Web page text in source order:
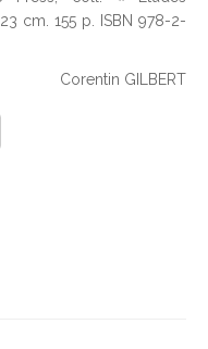
cm. 155 p. ISBN 978-2-
Corentin GILBERT